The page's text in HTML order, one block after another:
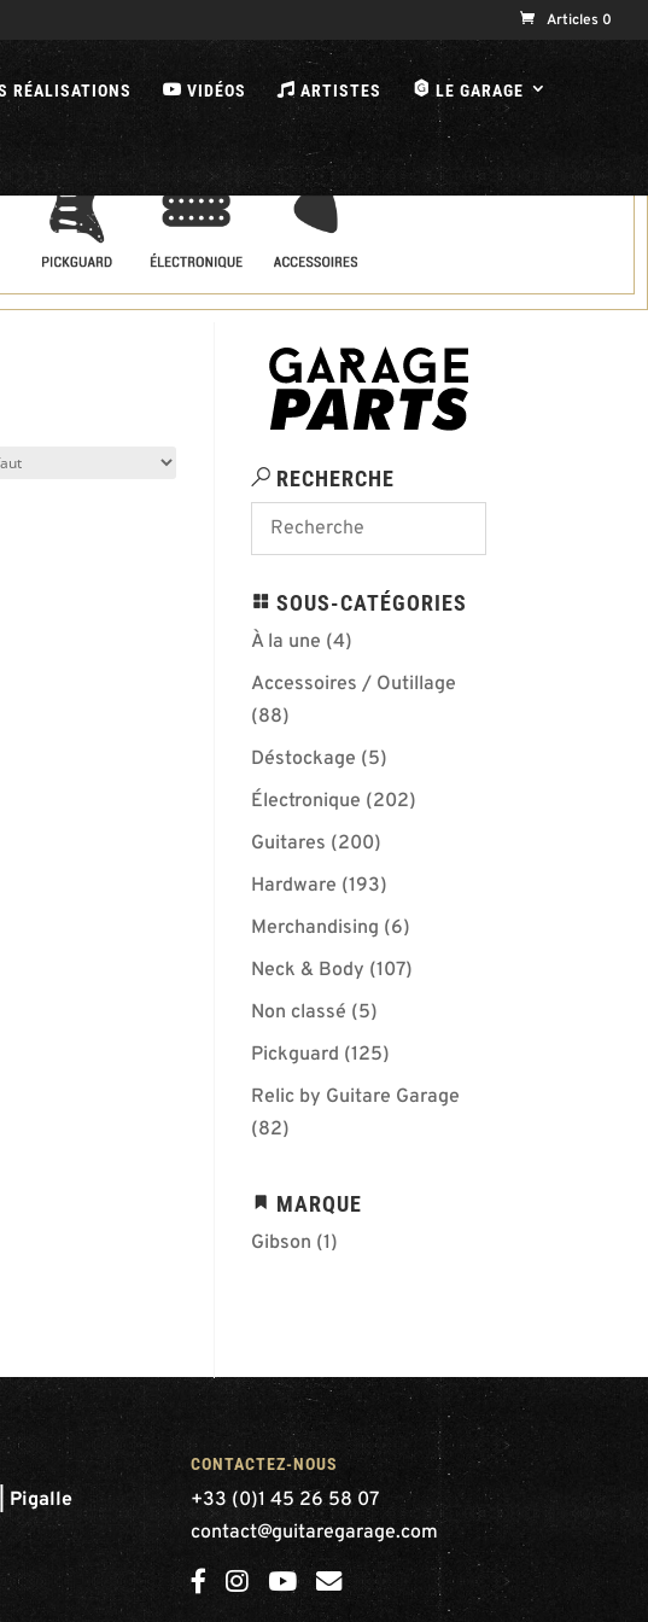
Articles 0
RÉALISATIONS VIDÉOS ARTISTES B LE GARAGE
RECHERCHE
SOUS-CATÉGORIES
À la une (4)
Accessoires / Outillage
(88)
Déstockage (5)
Électronique (202)
Guitares (200)
Hardware (193)
Merchandising (6)
Neck & Body (107)
Non classé (5)
Pickguard (125)
Relic by Guitare Garage
(82)
MARQUE
Gibson (1)
Pigalle
CONTACTEZ-NOUS
+33 (0)1 45 26 58 07
contact@guitaregarage.com